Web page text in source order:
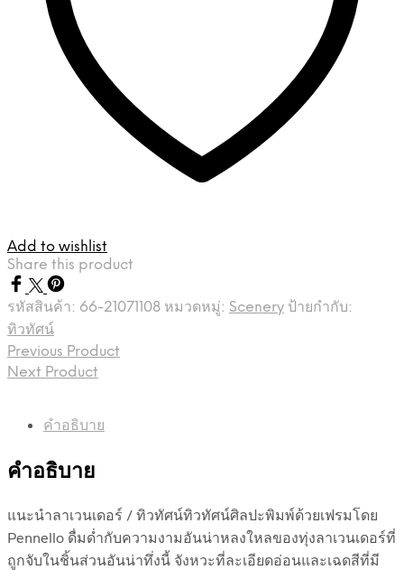
Add to wishlist
Share this product
รหัสสินค้า: 66-21071108 หมวดหมู่: Scenery ป้ายกำกับ:
ทิวทัศน์
Previous Product
Next Product
คำอธิบาย
คำอธิบาย
แนะนำลาเวนเดอร์ / ทิวทัศน์ทิวทัศน์ศิลปะพิมพ์ด้วยเฟรมโดย
Pennello ดื่มด่ำกับความงามอันน่าหลงใหลของทุ่งลาเวนเดอร์ที่
ถูกจับในชิ้นส่วนอันน่าทึ่งนี้ จังหวะที่ละเอียดอ่อนและเฉดสีที่มี